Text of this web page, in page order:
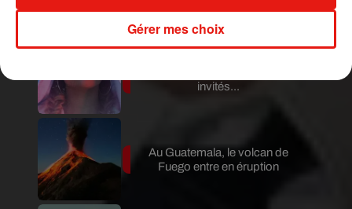
invités...
Au Guatemala, le volcan de
Fuego entre en éruption
Gérer mes choix